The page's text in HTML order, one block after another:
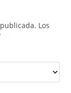
Los